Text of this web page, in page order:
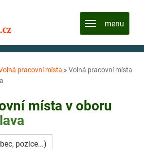
pracovní místa » Volná pracovní místa
místa v oboru
pozice...)